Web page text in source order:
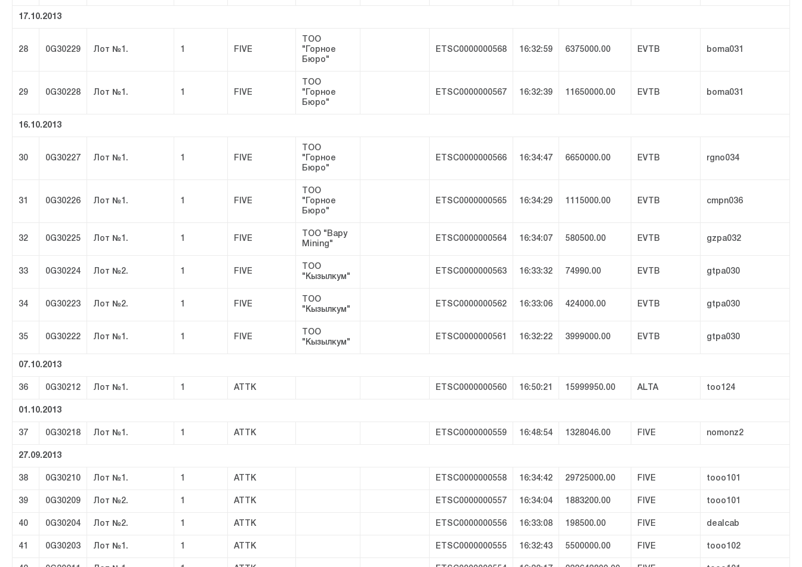
17.10.2013
28 0G30229 Лот №1. 1 FIVE
ТОО
"Горное
Бюро"
ETSC0000000568 16:32:59 6375000.00 EVTB boma031
29 0G30228 Лот №1. 1 FIVE
ТОО
"Горное
Бюро"
ETSC0000000567 16:32:39 11650000.00 EVTB boma031
16.10.2013
30 0G30227 Лот №1. 1 FIVE
ТОО
"Горное
Бюро"
ETSC0000000566 16:34:47 6650000.00 EVTB rgno034
31 0G30226 Лот №1. 1 FIVE
ТОО
"Горное
Бюро"
ETSC0000000565 16:34:29 1115000.00 EVTB cmpn036
32 0G30225 Лот №1. 1 FIVE
ТОО "Bapy
Mining"
ETSC0000000564 16:34:07 580500.00 EVTB gzpa032
33 0G30224 Лот №2. 1 FIVE
ТОО
"Кызылкум"
ETSC0000000563 16:33:32 74990.00 EVTB gtpa030
34 0G30223 Лот №2. 1 FIVE
ТОО
"Кызылкум"
ETSC0000000562 16:33:06 424000.00 EVTB gtpa030
35 0G30222 Лот №1. 1 FIVE
ТОО
"Кызылкум"
ETSC0000000561 16:32:22 3999000.00 EVTB gtpa030
07.10.2013
36 0G30212 Лот №1. 1 ATTK ETSC0000000560 16:50:21 15999950.00 ALTA too124
01.10.2013
37 0G30218 Лот №1. 1 ATTK ETSC0000000559 16:48:54 1328046.00 FIVE nomonz2
27.09.2013
38 0G30210 Лот №1. 1 ATTK ETSC0000000558 16:34:42 29725000.00 FIVE tooo101
39 0G30209 Лот №2. 1 ATTK ETSC0000000557 16:34:04 1883200.00 FIVE tooo101
40 0G30204 Лот №2. 1 ATTK ETSC0000000556 16:33:08 198500.00 FIVE dealcab
41 0G30203 Лот №1. 1 ATTK ETSC0000000555 16:32:43 5500000.00 FIVE tooo102